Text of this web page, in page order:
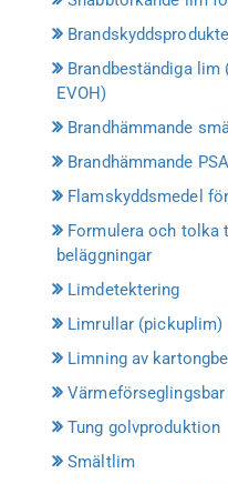
Brandbeständiga lim
EVOH)
Brandhämmande
Brandhämmande
Flamskyddsmedel
Formulera och tolka
beläggningar
Limdetektering
Limrullar (pickuplim)
Limning av
Tung golvproduktion
Smältlim